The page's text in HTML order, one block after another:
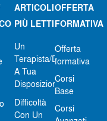
ARTICOLI
PIÙ LETTI
Un
Terapista/docente
A Tua
Disposizione…”
Difficoltà
Con Un
OFFERTA
FORMATIVA
Offerta
formativa
Corsi
Base
Corsi